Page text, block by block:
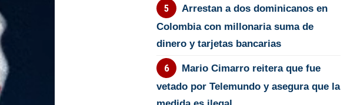
Arrestan a dos dominicanos en
Colombia con millonaria suma de
dinero y tarjetas bancarias
Mario Cimarro reitera que fue
vetado por Telemundo y asegura que la